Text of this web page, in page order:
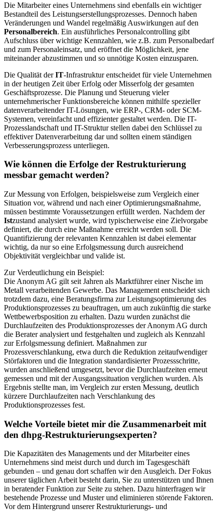
Die Mitarbeiter eines Unternehmens sind ebenfalls ein wichtiger
Bestandteil des Leistungserstellungsprozesses. Dennoch haben
Veränderungen und Wandel regelmäßig Auswirkungen auf den
Personalbereich. Ein ausführliches Personalcontrolling gibt
Aufschluss über wichtige Kennzahlen, wie z.B. zum Personalbedarf
und zum Personaleinsatz, und eröffnet die Möglichkeit, jene
miteinander abzustimmen und so unnötige Kosten einzusparen.
Die Qualität derIT-Infrastruktur entscheidet für viele Unternehmen
in der heutigen Zeit über Erfolg oder Misserfolg der gesamten
Geschäftsprozesse. Die Planung und Steuerung vieler
unternehmerischer Funktionsbereiche können mithilfe spezieller
datenverarbeitender IT-Lösungen, wie ERP-, CRM- oder SCM-
Systemen, vereinfacht und effizienter gestaltet werden. Die IT-
Prozesslandschaft und IT-Struktur stellen dabei den Schlüssel zu
effektiver Datenverarbeitung dar und sollten einem ständigen
Verbesserungsprozess unterliegen.
Wie können die Erfolge der Restrukturierung
messbar gemacht werden?
Zur Messung von Erfolgen, beispielsweise zum Vergleich einer
Situation vor, während und nach einer Optimierungsmaßnahme,
müssen bestimmte Voraussetzungen erfüllt werden. Nachdem der
Istzustand analysiert wurde, wird typischerweise eine Zielvorgabe
definiert, die durch eine Maßnahme erreicht werden soll. Die
Quantifizierung der relevanten Kennzahlen ist dabei elementar
wichtig, da nur so eine Erfolgsmessung durch ausreichend
Objektivität vergleichbar und valide ist.
Zur Verdeutlichung ein Beispiel:
Die Anonym AG gilt seit Jahren als Marktführer einer Nische im
Metall verarbeitenden Gewerbe. Das Management entscheidet sich
trotzdem dazu, eine Beratungsfirma zur Leistungsoptimierung des
Produktionsprozesses zu beauftragen, um auch zukünftig die starke
Wettbewerbsposition zu erhalten. Dazu wurden zunächst die
Durchlaufzeiten des Produktionsprozesses der Anonym AG durch
die Berater analysiert und festgehalten und zugleich als Kennzahl
zur Erfolgsmessung definiert. Maßnahmen zur
Prozessverschlankung, etwa durch die Reduktion zeitaufwendiger
Störfaktoren und die Integration standardisierter Prozessschritte,
wurden anschließend umgesetzt, bevor die Durchlaufzeiten erneut
gemessen und mit der Ausgangssituation verglichen wurden. Als
Ergebnis stellte man, im Vergleich zur ersten Messung, deutlich
kürzere Durchlaufzeiten nach Verschlankung des
Produktionsprozesses fest.
Welche Vorteile bietet mir die Zusammenarbeit mit
den dhpg-Restrukturierungsexperten?
Die Kapazitäten des Managements und der Mitarbeiter eines
Unternehmens sind meist durch und durch im Tagesgeschäft
gebunden – und genau dort schaffen wir den Ausgleich. Der Fokus
unserer täglichen Arbeit besteht darin, Sie zu unterstützen und Ihnen
in beratender Funktion zur Seite zu stehen. Dazu hinterfragen wir
bestehende Prozesse und Muster und eliminieren störende Faktoren.
Vor dem Hintergrund unserer Restrukturierungs- und